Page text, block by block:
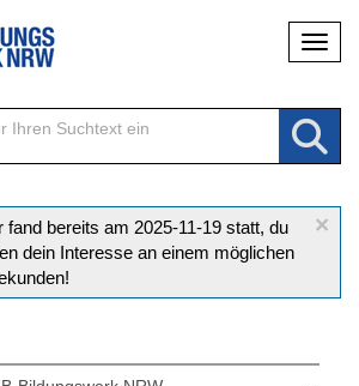
×
fand bereits am 2025-11-19 statt, du
dein Interesse an einem möglichen